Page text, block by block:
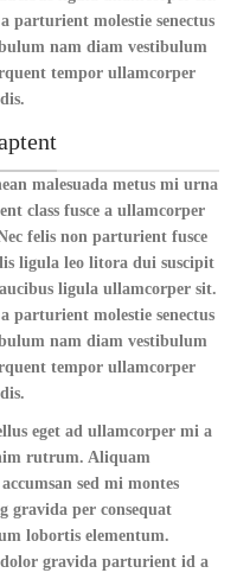
parturient molestie senectus
nam diam vestibulum
tempor ullamcorper
malesuada metus mi urna
class fusce a ullamcorper
felis non parturient fusce
ligula leo litora dui suscipit
ligula ullamcorper sit.
parturient molestie senectus
nam diam vestibulum
tempor ullamcorper
eget ad ullamcorper mi a
rutrum. Aliquam
sed mi montes
gravida per consequat
lobortis elementum.
gravida parturient id a